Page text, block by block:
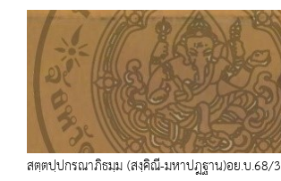
สตฺตปฺปกรณาภิธมฺม (สงฺคิณี-มหาปฎฐาน)อย.บ.68/3